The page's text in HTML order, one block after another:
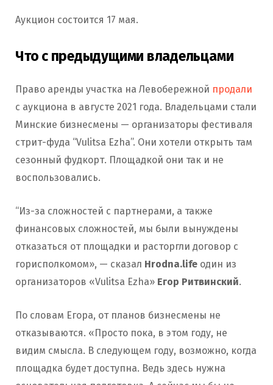
Аукцион состоится 17 мая.
Что с предыдущими владельцами
Право аренды участка на Левобережной продали
с аукциона в августе 2021 года. Владельцами стали
Минские бизнесмены — организаторы фестиваля
стрит-фуда “Vulitsa Ezha”. Они хотели открыть там
сезонный фудкорт. Площадкой они так и не
воспользовались.
“Из-за сложностей с партнерами, а также
финансовых сложностей, мы были вынуждены
отказаться от площадки и расторгли договор с
горисполкомом», — сказал Hrodna.life один из
организаторов «Vulitsa Ezha» Егор Ритвинский.
По словам Егора, от планов бизнесмены не
отказываются. «Просто пока, в этом году, не
видим смысла. В следующем году, возможно, когда
площадка будет доступна. Ведь здесь нужна